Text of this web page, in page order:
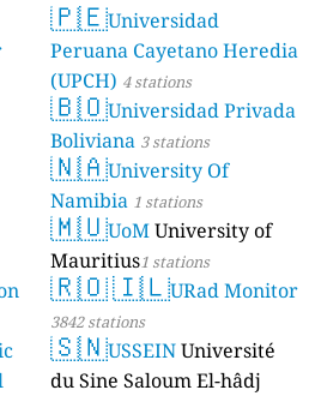
🇵🇪Universidad
Peruana Cayetano Heredia
(UPCH) 4 stations
🇧🇴Universidad Privada
Boliviana 3 stations
🇳🇦University Of
Namibia 1 stations
🇲🇺UoMUniversity of
Mauritius1 stations
🇷🇴🇮🇱URad Monitor
3842 stations
🇸🇳USSEINUniversité
du Sine Saloum El-hâdj